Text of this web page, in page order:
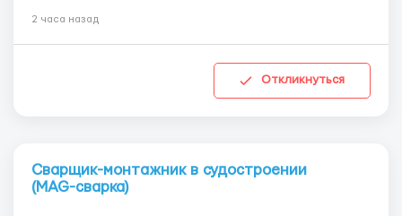
2 часа назад
Откликнуться
Сварщик-монтажник в судостроении
(MAG-сварка)